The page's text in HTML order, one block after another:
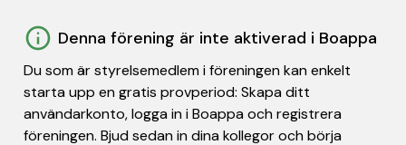
Denna förening är inte aktiverad i Boappa
Du som är styrelsemedlem i föreningen kan enkelt
starta upp en gratis provperiod: Skapa ditt
användarkonto, logga in i Boappa och registrera
föreningen. Bjud sedan in dina kollegor och börja